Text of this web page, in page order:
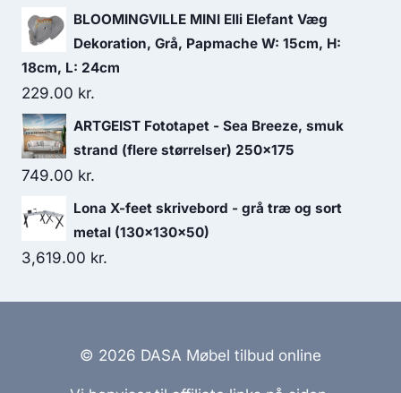
BLOOMINGVILLE MINI Elli Elefant Væg
Dekoration, Grå, Papmache W: 15cm, H:
18cm, L: 24cm
229.00 kr.
ARTGEIST Fototapet - Sea Breeze, smuk
strand (flere størrelser) 250x175
749.00 kr.
Lona X-feet skrivebord - grå træ og sort
metal (130x130x50)
3,619.00 kr.
© 2026 DASA Møbel tilbud online